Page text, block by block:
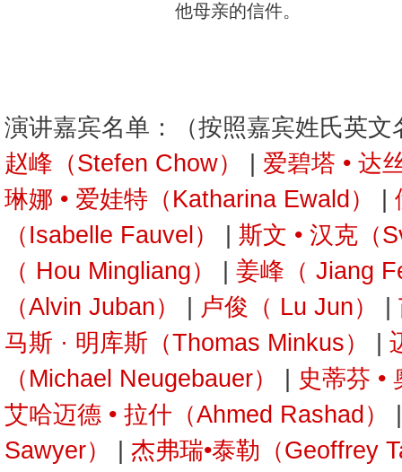
他母亲的信件。
演讲嘉宾名单：（按照嘉宾姓氏英文
赵峰（Stefen Chow）
爱碧塔 • 达
琳娜 • 爱娃特（Katharina Ewald）
（Isabelle Fauvel）
斯文 • 汉克（
（ Hou Mingliang）
姜峰（ Jiang
（Alvin Juban）
卢俊（ Lu Jun）
马斯 · 明库斯（Thomas Minkus）
（Michael Neugebauer）
史蒂芬 •
艾哈迈德 • 拉什（Ahmed Rashad）
Sawyer）
杰弗瑞•泰勒（Geoffrey